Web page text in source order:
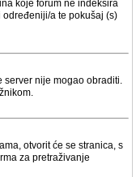
koje forum ne indeksira
a te pokušaj (s)
server nije mogao obraditi.
otvorit će se stranica, s
za pretraživanje